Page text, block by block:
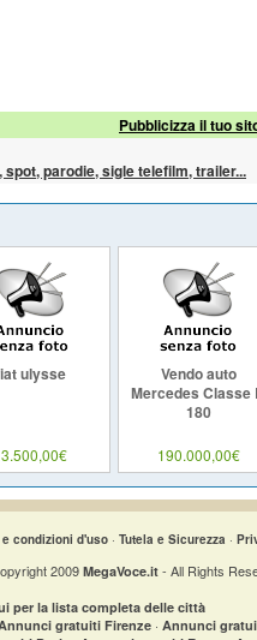
Pubblicizza il tuo
parodie, sigle telefilm, trailer...
ulysse
Vendo auto
Mercedes Classe
180
190.000,00€
condizioni d'uso · Tutela e Sicurezza ·
2009 MegaVoce.it - All Rights
per la lista completa delle città
gratuiti Firenze · Annunci